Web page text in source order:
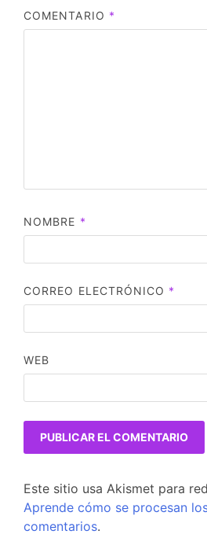
COMENTARIO *
NOMBRE *
CORREO ELECTRÓNICO *
WEB
Este sitio usa Akismet para
Aprende cómo se procesan
comentarios.